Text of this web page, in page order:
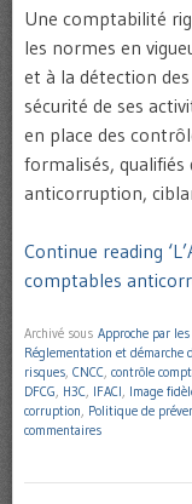
Une comptabilité
les normes en
et à la détection
sécurité de ses
en place des
formalisés,
anticorruption,
Continue reading
comptables
Archivé sous Approche par
Réglementation et démarche
risques, CNCC, contrôle
DFCG, H3C, IFACI, Image
corruption, Politique de
commentaires